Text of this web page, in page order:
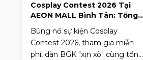
Cosplay Contest 2026 Tại
AEON MALL Bình Tân: Tổng
Giải Thưởng 20 Triệu Đồng
Bùng nổ sự kiện Cosplay
Contest 2026, tham gia miễn
phí, dàn BGK "xịn xò" cùng tổng